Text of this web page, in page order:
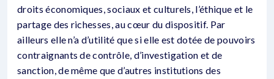
droits économiques, sociaux et culturels, l’éthique et le
partage des richesses, au cœur du dispositif. Par
ailleurs elle n’a d’utilité que si elle est dotée de pouvoirs
contraignants de contrôle, d’investigation et de
sanction, de même que d’autres institutions des